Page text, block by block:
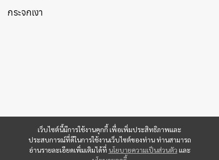
เว็บไซต์นี้มีการใช้งานคุกกี้ เพื่อเพิ่มประสิทธิภาพและ
ประสบการณ์ที่ดีในการใช้งานเว็บไซต์ของท่าน ท่านสามารถ
อ่านรายละเอียดเพิ่มเติมได้ที่ นโยบายความเป็นส่วนตัว และ
กระจกเงา